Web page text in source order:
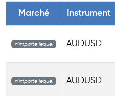
Marché Instrument
n’importe lequel AUDUSD
n’importe lequel AUDUSD